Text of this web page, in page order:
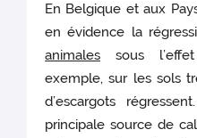
En Belgique et aux
en évidence la
animales sous
exemple, sur les sols
d’escargots
principale source de